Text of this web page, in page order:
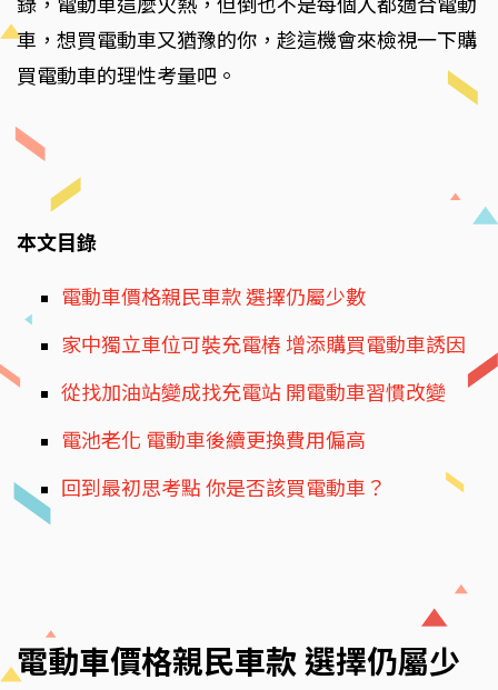
錄，電動車這麼火熱，但倒也不是每個人都適合電動
車，想買電動車又猶豫的你，趁這機會來檢視一下購
買電動車的理性考量吧。
本文目錄
電動車價格親民車款 選擇仍屬少數
家中獨立車位可裝充電樁 增添購買電動車誘因
從找加油站變成找充電站 開電動車習慣改變
電池老化 電動車後續更換費用偏高
回到最初思考點 你是否該買電動車？
電動車價格親民車款 選擇仍屬少